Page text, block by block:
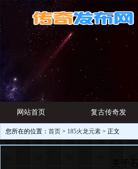
网站首页 复古传奇发
布网
游戏资讯
您所在的位置： 首页 > 185火龙元素 > 正文
关于